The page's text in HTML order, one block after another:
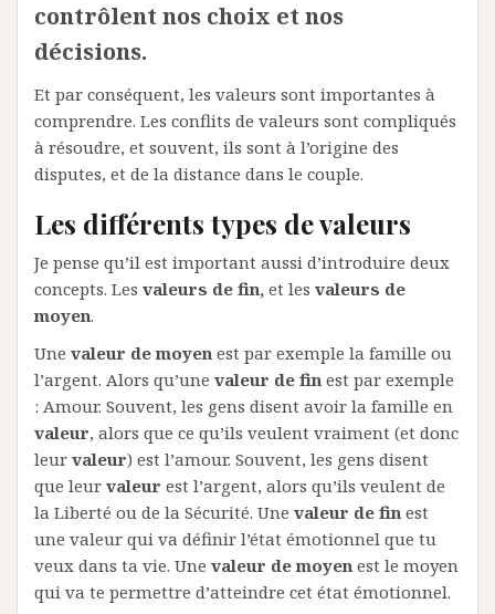
contrôlent nos choix et nos
décisions.
Et par conséquent, les valeurs sont importantes à
comprendre. Les conflits de valeurs sont compliqués
à résoudre, et souvent, ils sont à l’origine des
disputes, et de la distance dans le couple.
Les différents types de valeurs
Je pense qu’il est important aussi d’introduire deux
concepts. Les valeurs de fin, et les valeurs de
moyen.
Une valeur de moyen est par exemple la famille ou
l’argent. Alors qu’une valeur de fin est par exemple
: Amour. Souvent, les gens disent avoir la famille en
valeur, alors que ce qu’ils veulent vraiment (et donc
leur valeur) est l’amour. Souvent, les gens disent
que leur valeur est l’argent, alors qu’ils veulent de
la Liberté ou de la Sécurité. Une valeur de fin est
une valeur qui va définir l’état émotionnel que tu
veux dans ta vie. Une valeur de moyen est le moyen
qui va te permettre d’atteindre cet état émotionnel.